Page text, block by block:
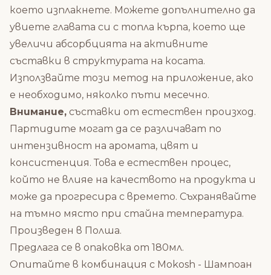
което изплакнете. Можете допълнително да
увиете главата си с топла кърпа, което ще
увеличи абсорбцията на активните
съставки в структурата на косата.
Използвайте този метод на приложение, ако
е необходимо, няколко пъти месечно.
Внимание, съставки от естествен произход.
Партидите могат да се различават по
интензивност на аромата, цвят и
консистенция. Това е естествен процес,
който не влияе на качеството на продукта и
може да прогресира с времето. Съхранявайте
на тъмно място при стайна температура.
Произведен в Полша.
Предлага се в опаковка от 180мл.
Опитайте в комбинация с Mokosh - Шампоан